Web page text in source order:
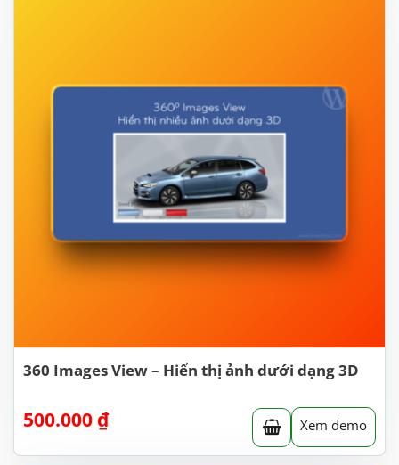
360 Images View – Hiển thị ảnh dưới dạng 3D
500.000 ₫ Xem demo